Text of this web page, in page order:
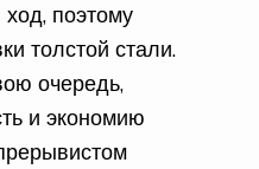
поэтому
толстой стали.
очередь,
и экономию